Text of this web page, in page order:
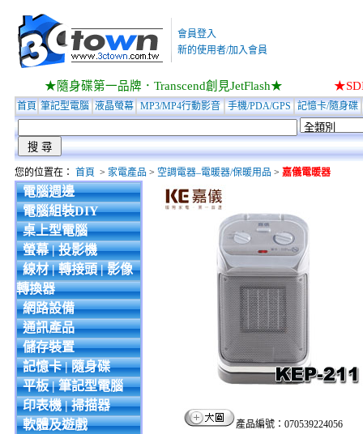
會員登入
新的使用者/加入會員
★隨身碟第一品牌．Transcend創見JetFlash★
首頁 筆記型電腦 液晶螢幕 MP3/MP4行動影音 手機/PDA/GPS 記憶卡/隨身碟
您的位置在： 首頁 > 家電產品 > 空調電器–電暖器/保暖用品 > 嘉儀電暖器
電腦週邊
電腦組裝DIY
桌上型電腦
螢幕 | 投影機
線材 | 轉接頭 | 影像
轉換器
網路設備
通訊產品
儲存裝置
記憶卡 | 隨身碟
平板 | 筆記型電腦
印表機 | 掃描器
軟體及遊戲
產品編號：070539224056